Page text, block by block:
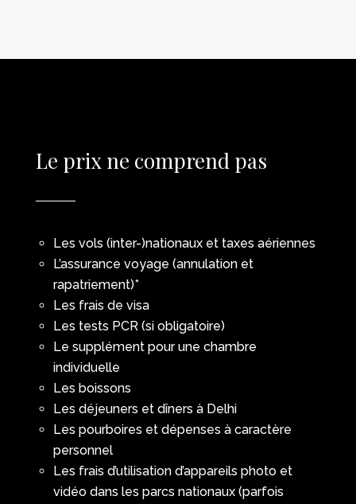
Le prix ne comprend pas
Les vols (inter-)nationaux et taxes aériennes
L’assurance voyage (annulation et
rapatriement)*
Les frais de visa
Les tests PCR (si obligatoire)
Le supplément pour une chambre
individuelle
Les boissons
Les déjeuners et dîners à Delhi
Les pourboires et dépenses à caractère
personnel
Les frais d’utilisation d’appareils photo et
vidéo dans les parcs nationaux (parfois